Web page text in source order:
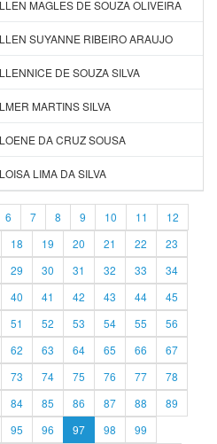
MAGLES DE SOUZA OLIVEIRA
SUYANNE RIBEIRO ARAUJO
DE SOUZA SILVA
MARTINS SILVA
DA CRUZ SOUSA
LIMA DA SILVA
6 7 8 9 10 11
12
18 19 20 21 22
23
29 30 31 32 33
34
40 41 42 43 44
45
51 52 53 54 55
56
62 63 64 65 66
67
73 74 75 76 77
78
84 85 86 87 88
89
95 96 97 98
99